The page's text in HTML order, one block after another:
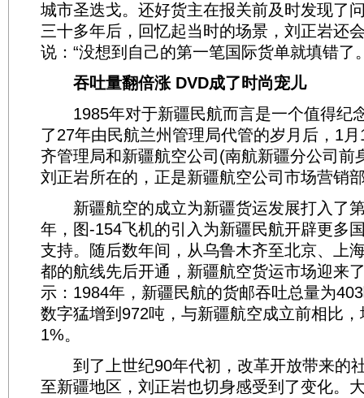
城市圣迭戈。还好货主在报关前及时发现了
三十多年后，回忆起当时的场景，刘正岩还
说：“没想到自己的第一笔国际货单就填错了
吞吐量翻倍涨 DVD成了时尚宠儿
1985年对于新疆民航而言是一个值得纪
了27年由民航兰州管理局代管的岁月后，1
齐管理局和新疆航空公司(南航新疆分公司前
刘正岩所在的，正是新疆航空公司市场营销
新疆航空的成立为新疆货运发展打入了第
年，图-154飞机的引入为新疆民航开辟更多
支持。随后数年间，从乌鲁木齐至北京、上
都的航线先后开通，新疆航空货运市场迎来
示：1984年，新疆民航的货邮吞吐总量为
数字猛增到972吨，与新疆航空成立前相比
1%。
到了上世纪90年代初，改革开放带来的
至新疆地区，刘正岩也切身感受到了变化。